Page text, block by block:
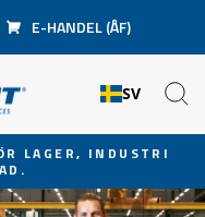
E-HANDEL (ÅF)
SV
LAGER, INDUSTRI